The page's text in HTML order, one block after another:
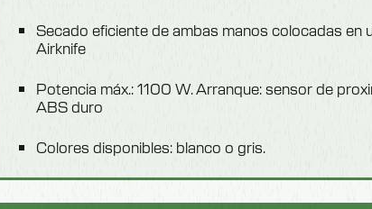
Secado eficiente de ambas manos colocadas en
Airknife
Potencia máx.: 1100 W. Arranque: sensor de
ABS duro
Colores disponibles: blanco o gris.